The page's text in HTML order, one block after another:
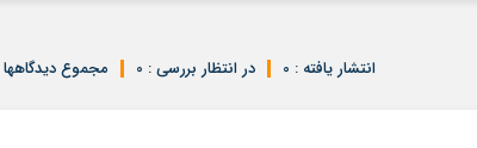
مجموع دیدگاهها در انتظار بررسی : 0 انتشار یافته : 0